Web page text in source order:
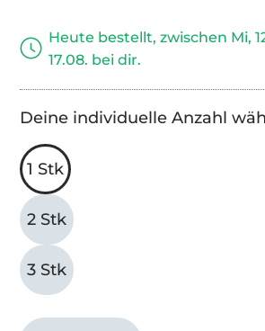
Heute bestellt, zwischen Mi,
17.08. bei dir.
Deine individuelle Anzahl
1 Stk
2 Stk
3 Stk